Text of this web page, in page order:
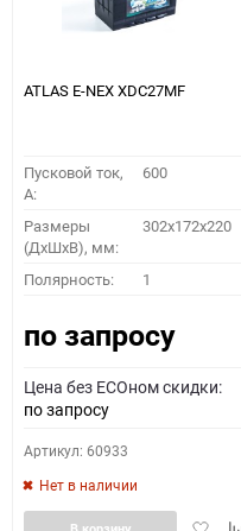
ATLAS E-NEX XDC27MF
Пусковой ток,
A:
600
Размеры
(ДхШхВ), мм:
302x172x220
Полярность: 1
по запросу
Цена без ECOном скидки:
по запросу
Артикул: 60933
Нет в наличии